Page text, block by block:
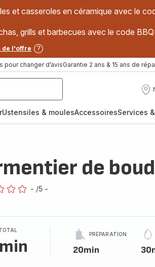
et casseroles en céramique avec le
grills et barbecues avec le code
de l'offre
pour changer d’avisGarantie 2 ans & 15 ans de
Ustensiles & moulesAccessoiresServices
de
- /5 -
PRÉPARATION
20min